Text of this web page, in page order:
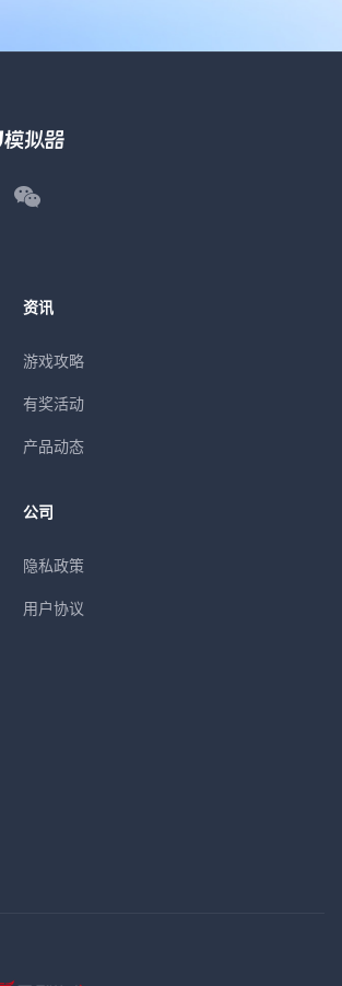
资讯
游戏攻略
有奖活动
产品动态
公司
隐私政策
用户协议